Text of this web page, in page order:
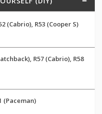
(Cabrio), R53 (Cooper S)
R57 (Cabrio), R58
(Paceman)